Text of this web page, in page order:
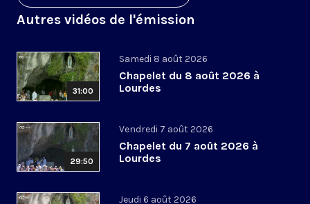
Autres vidéos de l'émission
31:00
Samedi 8 août 2026
Chapelet du 8 août 2026 à
Lourdes
29:50
Vendredi 7 août 2026
Chapelet du 7 août 2026 à
Lourdes
Jeudi 6 août 2026